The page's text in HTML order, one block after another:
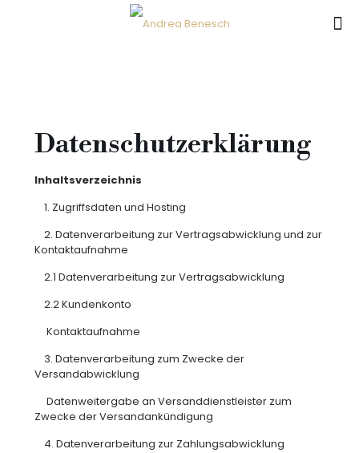
Datenschutzerklärung
Inhaltsverzeichnis
1. Zugriffsdaten und Hosting
2. Datenverarbeitung zur Vertragsabwicklung und zur
Kontaktaufnahme
2.1 Datenverarbeitung zur Vertragsabwicklung
2.2 Kundenkonto
Kontaktaufnahme
3. Datenverarbeitung zum Zwecke der
Versandabwicklung
Datenweitergabe an Versanddienstleister zum
Zwecke der Versandankündigung
4. Datenverarbeitung zur Zahlungsabwicklung